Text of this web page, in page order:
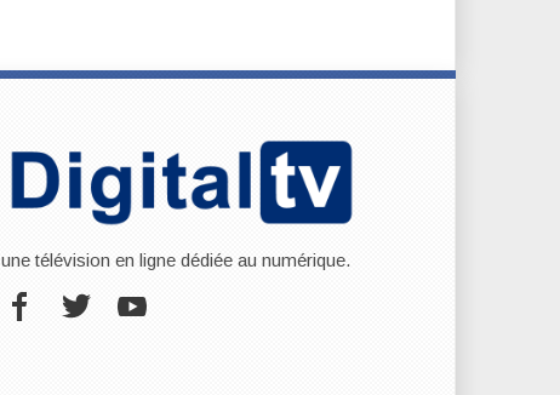
une télévision en ligne dédiée au numérique.